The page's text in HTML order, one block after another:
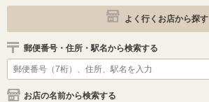
よく行くお店から探す
郵便番号・住所・駅名から検索する
お店の名前から検索する